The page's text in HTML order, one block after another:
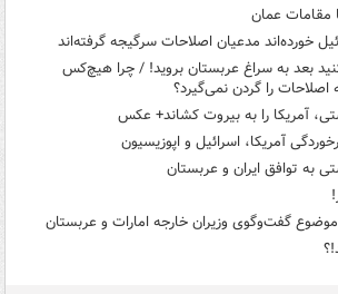
مقامات عمان
خورده‌اند مدعیان اصلاحات سرگیجه گرفته‌اند
کنید بعد به سراغ عربستان بروید! / چرا هیچ‌کس
اصلاحات را گردن نمی‌گیرد؟
آمریکا را به بیروت کشاند+ عکس
آمریکا، اسرائیل و اپوزیسیون
به توافق ایران و عربستان
موضوع گفت‌وگوی وزیران خارجه امارات و عربستان